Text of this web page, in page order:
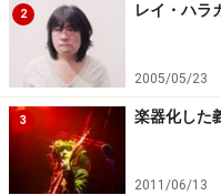
2 レイ・ハラ
2005/05/23
3 楽器化した
2011/06/13